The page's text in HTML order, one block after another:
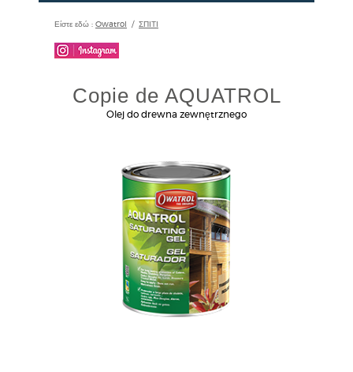
Είστε εδώ : Owatrol / ΣΠΙΤΙ
Copie de AQUATROL
Olej do drewna zewnętrznego